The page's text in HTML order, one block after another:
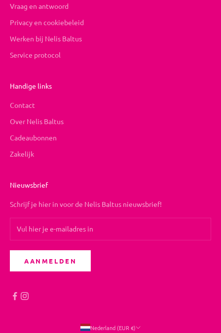
Vraag en antwoord
Privacy en cookiebeleid
Werken bij Nelis Baltus
Service protocol
Handige links
Contact
Over Nelis Baltus
Cadeaubonnen
Zakelijk
Nieuwsbrief
Schrijf je hier in voor de Nelis Baltus nieuwsbrief!
AANMELDEN
Nederland (EUR €)